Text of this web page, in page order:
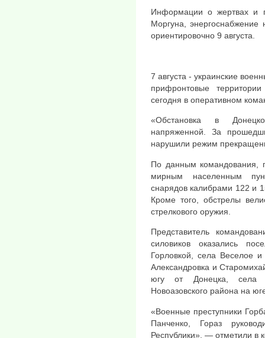
Информации о жертвах и
Моргуна, энергоснабжение
ориентировочно 9 августа.
7 августа - украинские
прифронтовые
сегодня в оперативном
«Обстановка в
напряженной. За
нарушили режим
По данным командования,
мирным населенным
снарядов калибрами 122 и
Кроме того, обстрелы
стрелкового оружия.
Представитель
силовиков оказались
Горловкой, села Веселое и
Александровка и
югу от Донецка, села
Новоазовского района на
«Военные преступники
Панченко, Гораз
Республики», — отметили в